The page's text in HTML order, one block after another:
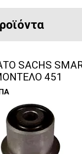
SACHS
451